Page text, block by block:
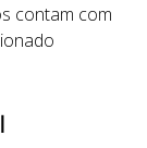
contam com